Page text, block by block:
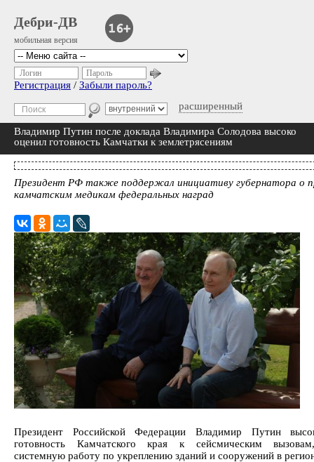
Дебри-ДВ
мобильная версия
расширенный
Логин Пароль
Регистрация / Забыли пароль?
Владимир Путин после доклада Владимира Солодова высоко
оценил готовность Камчатки к землетрясениям
Президент РФ также поддержал инициативу губернатора о
камчатским медикам федеральных наград
Президент Российской Федерации Владимир Путин
готовность Камчатского края к сейсмическим
системную работу по укреплению зданий и сооружений в